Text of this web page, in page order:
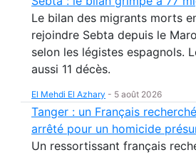
Le bilan des migrants morts
rejoindre Sebta depuis le
selon les légistes espagnols.
aussi 11 décès.
El Mehdi El Azhary - 5 août 2026
Tanger : un Français
arrêté pour un homicide
Un ressortissant français